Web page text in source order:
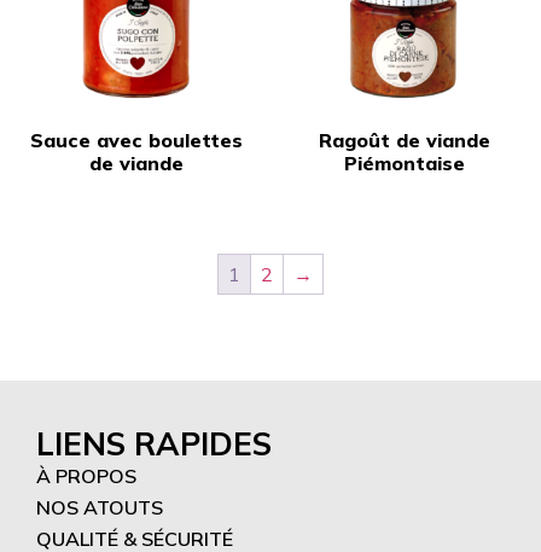
Sauce avec boulettes
de viande
Ragoût de viande
Piémontaise
1 2 →
LIENS RAPIDES
À PROPOS
NOS ATOUTS
QUALITÉ & SÉCURITÉ